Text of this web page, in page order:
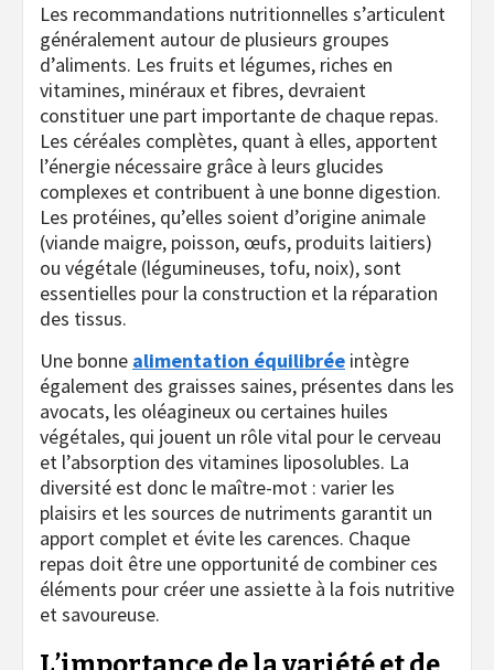
Les recommandations nutritionnelles s’articulent
généralement autour de plusieurs groupes
d’aliments. Les fruits et légumes, riches en
vitamines, minéraux et fibres, devraient
constituer une part importante de chaque repas.
Les céréales complètes, quant à elles, apportent
l’énergie nécessaire grâce à leurs glucides
complexes et contribuent à une bonne digestion.
Les protéines, qu’elles soient d’origine animale
(viande maigre, poisson, œufs, produits laitiers)
ou végétale (légumineuses, tofu, noix), sont
essentielles pour la construction et la réparation
des tissus.
Une bonne alimentation équilibrée intègre
également des graisses saines, présentes dans les
avocats, les oléagineux ou certaines huiles
végétales, qui jouent un rôle vital pour le cerveau
et l’absorption des vitamines liposolubles. La
diversité est donc le maître-mot : varier les
plaisirs et les sources de nutriments garantit un
apport complet et évite les carences. Chaque
repas doit être une opportunité de combiner ces
éléments pour créer une assiette à la fois nutritive
et savoureuse.